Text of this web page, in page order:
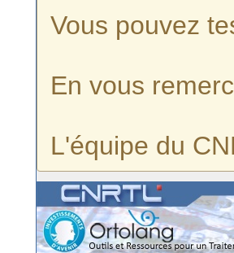
Vous pouvez
En vous
L'équipe du